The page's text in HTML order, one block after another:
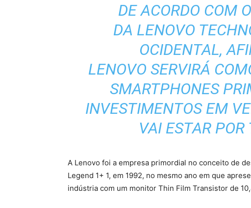
DE ACORDO COM
DA LENOVO
OCIDENTAL,
LENOVO SERVIRÁ
SMARTPHONES
INVESTIMENTOS EM
VAI ESTAR POR
A Lenovo foi a empresa primordial no conceito de
Legend 1+ 1, em 1992, no mesmo ano em que
indústria com um monitor Thin Film Transistor de